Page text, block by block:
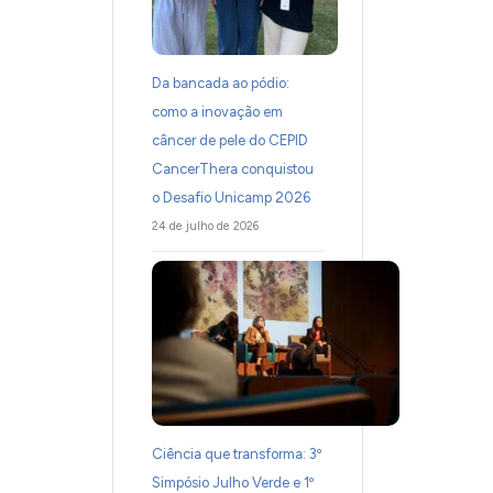
Da bancada ao pódio:
como a inovação em
câncer de pele do CEPID
CancerThera conquistou
o Desafio Unicamp 2026
24 de julho de 2026
Ciência que transforma: 3º
Simpósio Julho Verde e 1º